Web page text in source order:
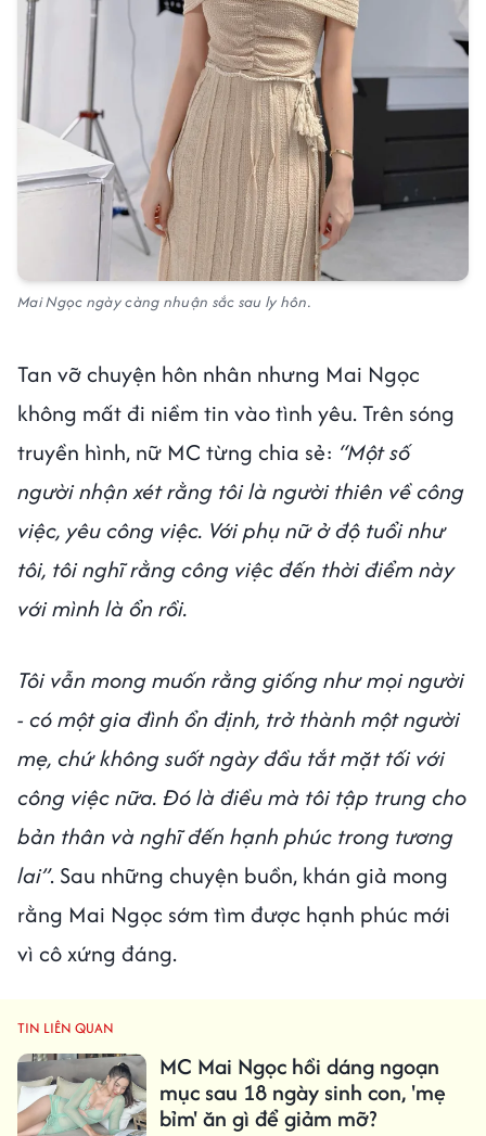
Mai Ngọc ngày càng nhuận sắc sau ly hôn.
Tan vỡ chuyện hôn nhân nhưng Mai Ngọc
không mất đi niềm tin vào tình yêu. Trên sóng
truyền hình, nữ MC từng chia sẻ: “Một số
người nhận xét rằng tôi là người thiên về công
việc, yêu công việc. Với phụ nữ ở độ tuổi như
tôi, tôi nghĩ rằng công việc đến thời điểm này
với mình là ổn rồi.
Tôi vẫn mong muốn rằng giống như mọi người
- có một gia đình ổn định, trở thành một người
mẹ, chứ không suốt ngày đầu tắt mặt tối với
công việc nữa. Đó là điều mà tôi tập trung cho
bản thân và nghĩ đến hạnh phúc trong tương
lai”. Sau những chuyện buồn, khán giả mong
rằng Mai Ngọc sớm tìm được hạnh phúc mới
vì cô xứng đáng.
TIN LIÊN QUAN
MC Mai Ngọc hồi dáng ngoạn
mục sau 18 ngày sinh con, 'mẹ
bỉm' ăn gì để giảm mỡ?